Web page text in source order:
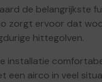
de belangrijkste
zorgt ervoor dat
hittegolven.
installatie
een airco in veel